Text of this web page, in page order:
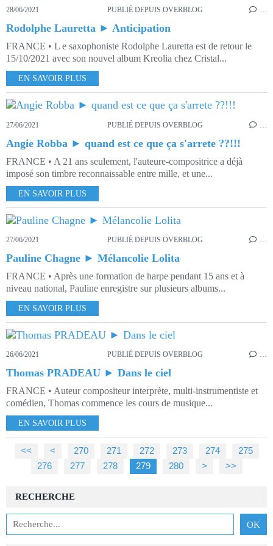
28/06/2021 PUBLIÉ DEPUIS OVERBLOG …
Rodolphe Lauretta ► Anticipation
FRANCE • L e saxophoniste Rodolphe Lauretta est de retour le
15/10/2021 avec son nouvel album Kreolia chez Cristal...
EN SAVOIR PLUS
27/06/2021 PUBLIÉ DEPUIS OVERBLOG
Angie Robba ► quand est ce que ça s'arrete ??!!!
FRANCE • A 21 ans seulement, l'auteure-compositrice a déjà
imposé son timbre reconnaissable entre mille, et une...
EN SAVOIR PLUS
27/06/2021 PUBLIÉ DEPUIS OVERBLOG …
Pauline Chagne ► Mélancolie Lolita
FRANCE • Après une formation de harpe pendant 15 ans et à
niveau national, Pauline enregistre sur plusieurs albums...
EN SAVOIR PLUS
26/06/2021 PUBLIÉ DEPUIS OVERBLOG …
Thomas PRADEAU ► Dans le ciel
FRANCE • Auteur compositeur interprète, multi-instrumentiste et
comédien, Thomas commence les cours de musique...
EN SAVOIR PLUS
<< < 200
210
220
230
240
250
260
270 271 272 273 274
275
276
277 278 279 280 290
300
400
> >>
RECHERCHE